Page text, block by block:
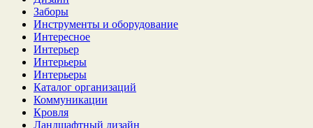
Заборы
Инструменты и оборудование
Интересное
Интерьер
Интерьеры
Интерьеры
Каталог организаций
Коммуникации
Кровля
Ландшафтный дизайн